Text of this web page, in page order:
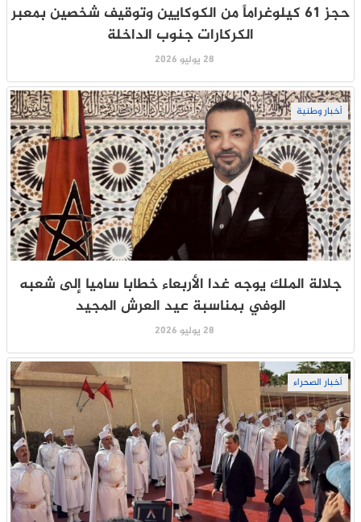
حجز 61 كيلوغراماً من الكوكايين وتوقيف شخصين بمعبر
الكركارات جنوب الداخلة
28 يوليو 2026
أخبار وطنية
جلالة الملك يوجه غدا الأربعاء خطابا ساميا إلى شعبه
الوفي بمناسبة عيد العرش المجيد
28 يوليو 2026
أخبار الصحراء